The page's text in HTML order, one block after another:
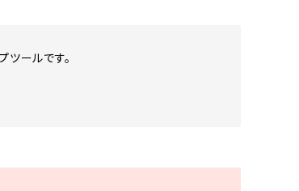
ツールです。